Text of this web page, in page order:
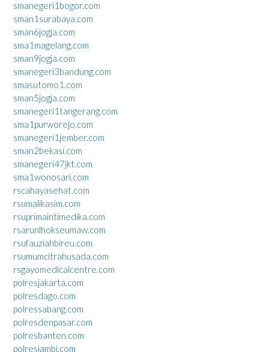
smanegeri1bogor.com
sman1surabaya.com
sman6jogja.com
sma1magelang.com
sman9jogja.com
smanegeri3bandung.com
smasutomo1.com
sman5jogja.com
smanegeri1tangerang.com
sma1purworejo.com
smanegeri1jember.com
sman2bekasi.com
smanegeri47jkt.com
sma1wonosari.com
rscahayasehat.com
rsumalikasim.com
rsuprimaintimedika.com
rsarunlhokseumaw.com
rsufauziahbireu.com
rsumumcitrahusada.com
rsgayomedicalcentre.com
polresjakarta.com
polresdago.com
polressabang.com
polresdenpasar.com
polresbanten.com
polresjambi.com